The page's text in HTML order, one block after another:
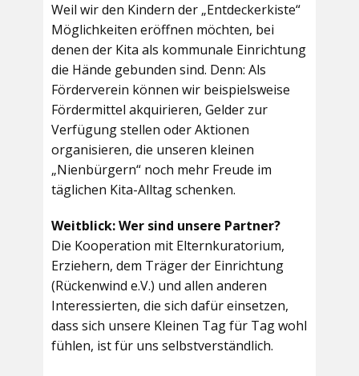
Weil wir den Kindern der „Entdeckerkiste“
Möglichkeiten eröffnen möchten, bei
denen der Kita als kommunale Einrichtung
die Hände gebunden sind. Denn: Als
Förderverein können wir beispielsweise
Fördermittel akquirieren, Gelder zur
Verfügung stellen oder Aktionen
organisieren, die unseren kleinen
„Nienbürgern“ noch mehr Freude im
täglichen Kita-Alltag schenken.
Weitblick: Wer sind unsere Partner?
Die Kooperation mit Elternkuratorium,
Erziehern, dem Träger der Einrichtung
(Rückenwind e.V.) und allen anderen
Interessierten, die sich dafür einsetzen,
dass sich unsere Kleinen Tag für Tag wohl
fühlen, ist für uns selbstverständlich.